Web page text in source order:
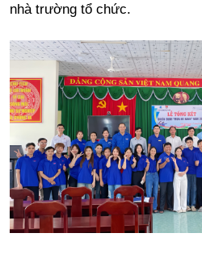
nhà trường tổ chức.